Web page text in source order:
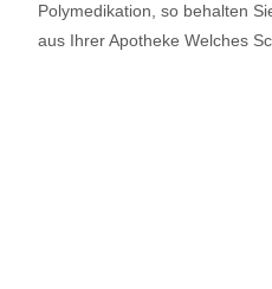
Polymedikation, so behalten
aus Ihrer Apotheke Welches